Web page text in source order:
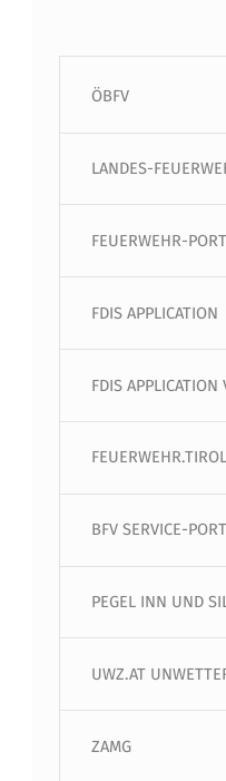
ÖBFV
LANDES-
FEUERWEHR-
FDIS APPLICATION
FDIS APPLICATION
BFV SERVICE-
PEGEL INN UND
UWZ.AT
ZAMG